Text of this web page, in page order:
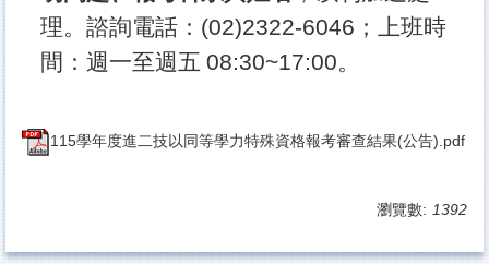
理。諮詢電話： (02)2322-6046 ；上班時
間：週一至週五 08:30~17:00。
115學年度進二技以同等學力特殊資格報考審查結果(公告).pdf
瀏覽數: 1392